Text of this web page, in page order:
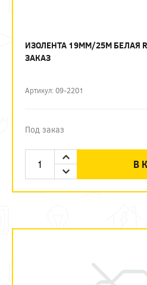
ИЗОЛЕНТА 19ММ/25М БЕЛАЯ
ЗАКАЗ
Артикул: 09-2201
Под заказ
В